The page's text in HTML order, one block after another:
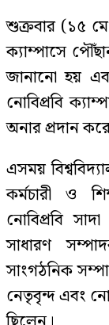
শুক্রবার (১৫
ক্যাম্পাসে
জানানো হয়
নোবিপ্রবি
অনার প্রদান
এসময়
কর্মচারী ও
নোবিপ্রবি
সাধারণ
সাংগঠনিক
নেতৃবৃন্দ এবং